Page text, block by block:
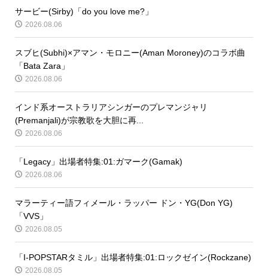
サービー(Sirby)「do you love me?」
2026.08.06
スブヒ(Subhi)×アマン・モロニー(Aman Moroney)のコラボ曲
「Bata Zara」
2026.08.06
インド系オーストラリアシンガーのプレマンジャリ
(Premanjali)が宗教歌を大胆に再...
2026.08.06
「Legacy」出場者特集:01:ガマーク(Gamak)
2026.08.06
マラーティー語フィメール・ラッパー ドン・YG(Don YG)
「VVS」
2026.08.05
「I-POPSTARタミル」出場者特集:01:ロックゼイン(Rockzane)
2026.08.05